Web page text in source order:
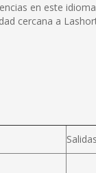
en este
cercana a
Salidas